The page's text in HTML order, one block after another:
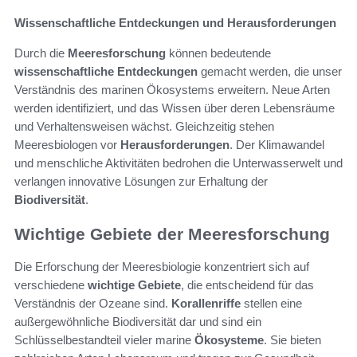
Wissenschaftliche Entdeckungen und Herausforderungen
Durch die Meeresforschung können bedeutende
wissenschaftliche Entdeckungen gemacht werden, die unser
Verständnis des marinen Ökosystems erweitern. Neue Arten
werden identifiziert, und das Wissen über deren Lebensräume
und Verhaltensweisen wächst. Gleichzeitig stehen
Meeresbiologen vor Herausforderungen. Der Klimawandel
und menschliche Aktivitäten bedrohen die Unterwasserwelt und
verlangen innovative Lösungen zur Erhaltung der
Biodiversität.
Wichtige Gebiete der Meeresforschung
Die Erforschung der Meeresbiologie konzentriert sich auf
verschiedene wichtige Gebiete, die entscheidend für das
Verständnis der Ozeane sind. Korallenriffe stellen eine
außergewöhnliche Biodiversität dar und sind ein
Schlüsselbestandteil vieler marine Ökosysteme. Sie bieten